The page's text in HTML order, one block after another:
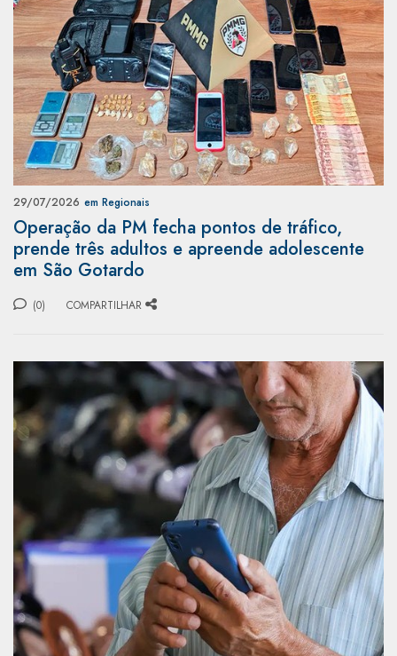
29/07/2026 em Regionais
Operação da PM fecha pontos de tráfico,
prende três adultos e apreende adolescente
em São Gotardo
(0) COMPARTILHAR